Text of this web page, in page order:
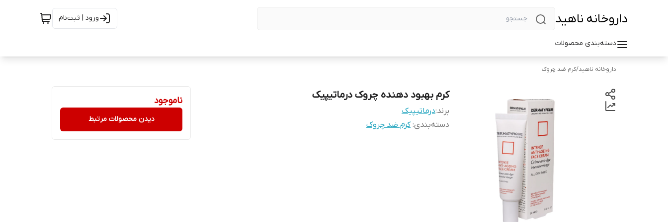
داروخانه ناهید ورود | ثبت‌نام
دسته‌بندی محصولات
داروخانه ناهید/کرم ضد چروک
کرم بهبود دهنده چروک درماتیپیک
برند:درماتیپیک
دسته‌بندی:کرم ضد چروک
ناموجود
دیدن محصولات مرتبط